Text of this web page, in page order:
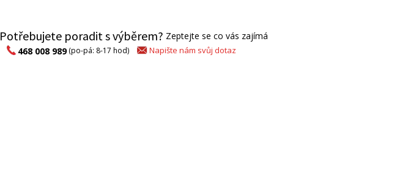
Potřebujete poradit s výběrem? Zeptejte se co vás zajímá
468 008 989(po-pá: 8-17 hod) Napište nám svůj dotaz